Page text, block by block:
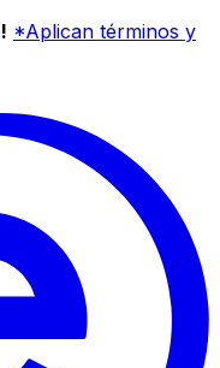
*Aplican términos y